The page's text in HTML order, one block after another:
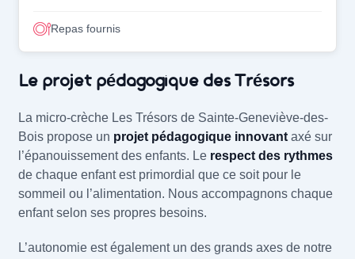
Notre projet pédagogique
Le projet pédagogique des Trésors
La micro-crèche Les Trésors de Sainte-Geneviève-des-
Bois propose un projet pédagogique innovantaxé sur
l’épanouissement des enfants. Le respect des rythmes
de chaque enfant est primordial que ce soit pour le
sommeil ou l’alimentation. Nous accompagnons chaque
enfant selon ses propres besoins.
L’autonomie est également un des grands axes de notre
Repas fournis